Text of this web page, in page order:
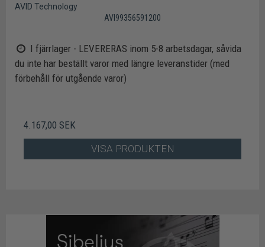
AVID Technology
AVI99356591200
I fjärrlager - LEVERERAS inom 5-8 arbetsdagar, såvida
du inte har beställt varor med längre leveranstider (med
förbehåll för utgående varor)
4.167,00 SEK
VISA PRODUKTEN